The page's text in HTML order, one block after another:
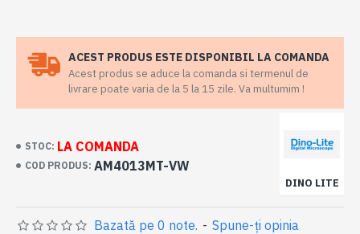
ACEST PRODUS ESTE DISPONIBIL LA COMANDA
Acest produs se aduce la comanda si termenul de
livrare poate varia de la 5 la 15 zile. Va multumim !
STOC: LA COMANDA
COD PRODUS: AM4013MT-VW
DINO LITE
Bazată pe 0 note. - Spune-ţi opinia